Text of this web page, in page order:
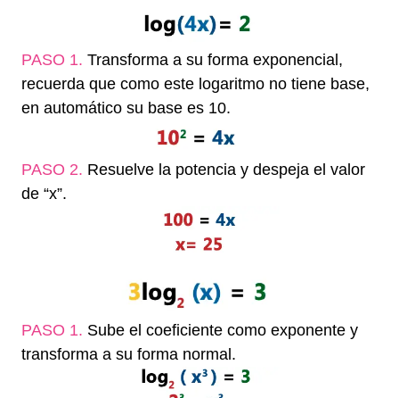
PASO 1. Transforma a su forma exponencial,
recuerda que como este logaritmo no tiene base,
en automático su base es 10.
PASO 2. Resuelve la potencia y despeja el valor
de “x”.
PASO 1. Sube el coeficiente como exponente y
transforma a su forma normal.